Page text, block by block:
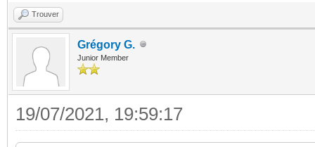
Trouver
Grégory G.
Junior Member
19/07/2021, 19:59:17